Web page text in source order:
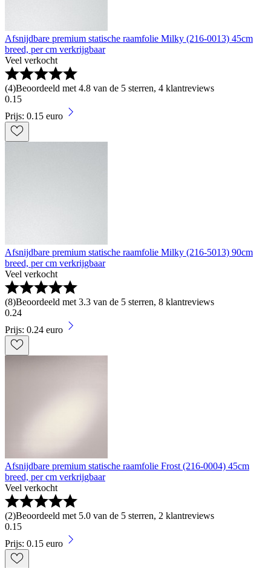
Afsnijdbare premium statische raamfolie Milky (216-0013) 45cm
breed, per cm verkrijgbaar
Veel verkocht
(4)Beoordeeld met 4.8 van de 5 sterren, 4 klantreviews
0.15
Prijs: 0.15 euro
Afsnijdbare premium statische raamfolie Milky (216-5013) 90cm
breed, per cm verkrijgbaar
Veel verkocht
(8)Beoordeeld met 3.3 van de 5 sterren, 8 klantreviews
0.24
Prijs: 0.24 euro
Afsnijdbare premium statische raamfolie Frost (216-0004) 45cm
breed, per cm verkrijgbaar
Veel verkocht
(2)Beoordeeld met 5.0 van de 5 sterren, 2 klantreviews
0.15
Prijs: 0.15 euro